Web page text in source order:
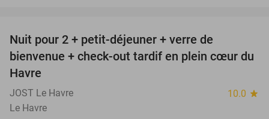
Nuit pour 2 + petit-déjeuner + verre de
bienvenue + check-out tardif en plein cœur du
Havre
JOST Le Havre 10.0 star
Le Havre